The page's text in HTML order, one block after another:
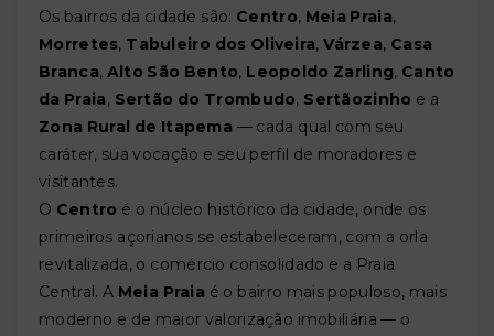
Os bairros da cidade são: Centro, Meia Praia,
Morretes, Tabuleiro dos Oliveira,Várzea, Casa
Branca, Alto São Bento, Leopoldo Zarling, Canto
da Praia, Sertão do Trombudo, Sertãozinho e a
Zona Rural de Itapema — cada qual com seu
caráter, sua vocação e seu perfil de moradores e
visitantes.
O Centro é o núcleo histórico da cidade, onde os
primeiros açorianos se estabeleceram, com a orla
revitalizada, o comércio consolidado e a Praia
Central. A Meia Praia é o bairro mais populoso, mais
moderno e de maior valorização imobiliária — o